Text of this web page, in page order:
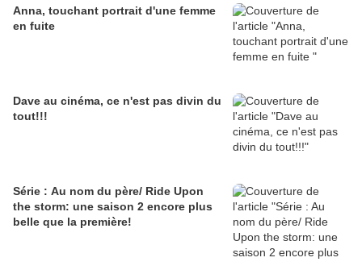
Anna, touchant portrait d'une femme
en fuite
Dave au cinéma, ce n'est pas divin du
tout!!!
Série : Au nom du père/ Ride Upon
the storm: une saison 2 encore plus
belle que la première!